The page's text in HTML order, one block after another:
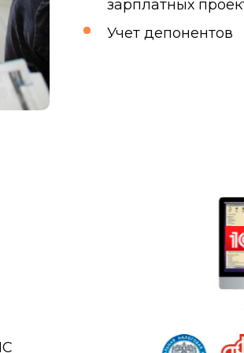
зарплатных
Учет депонентов